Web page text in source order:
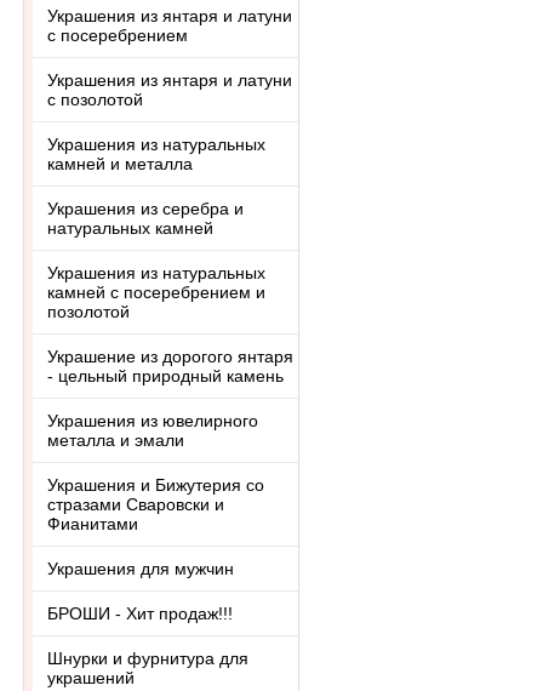
Украшения из янтаря и латуни
с посеребрением
Украшения из янтаря и латуни
с позолотой
Украшения из натуральных
камней и металла
Украшения из серебра и
натуральных камней
Украшения из натуральных
камней с посеребрением и
позолотой
Украшение из дорогого янтаря
- цельный природный камень
Украшения из ювелирного
металла и эмали
Украшения и Бижутерия со
стразами Сваровски и
Фианитами
Украшения для мужчин
БРОШИ - Хит продаж!!!
Шнурки и фурнитура для
украшений